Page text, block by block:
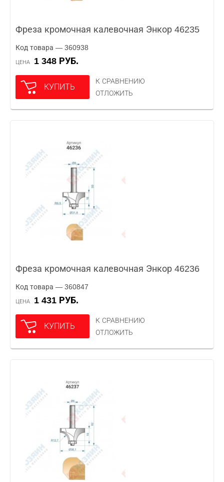
Фреза кромочная калевочная Энкор 46235
Код товара — 360938
ЦЕНА 1 348 РУБ.
КУПИТЬ
К СРАВНЕНИЮ
ОТЛОЖИТЬ
Фреза кромочная калевочная Энкор 46236
Код товара — 360847
ЦЕНА 1 431 РУБ.
КУПИТЬ
К СРАВНЕНИЮ
ОТЛОЖИТЬ